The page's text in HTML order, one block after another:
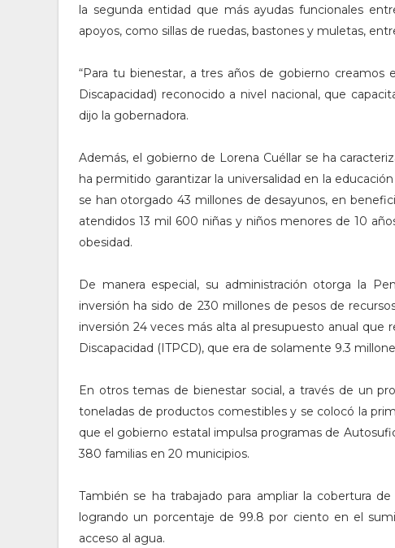
la segunda entidad que más ayudas funcionales
apoyos, como sillas de ruedas, bastones y muletas,
“Para tu bienestar, a tres años de gobierno creamos
Discapacidad) reconocido a nivel nacional, que
dijo la gobernadora.
Además, el gobierno de Lorena Cuéllar se ha
ha permitido garantizar la universalidad en la
se han otorgado 43 millones de desayunos, en
atendidos 13 mil 600 niñas y niños menores de 10
obesidad.
De manera especial, su administración otorga la
inversión ha sido de 230 millones de pesos de
inversión 24 veces más alta al presupuesto anual que
Discapacidad (ITPCD), que era de solamente 9.3
En otros temas de bienestar social, a través de un
toneladas de productos comestibles y se colocó la
que el gobierno estatal impulsa programas de
380 familias en 20 municipios.
También se ha trabajado para ampliar la cobertura
logrando un porcentaje de 99.8 por ciento en el
acceso al agua.